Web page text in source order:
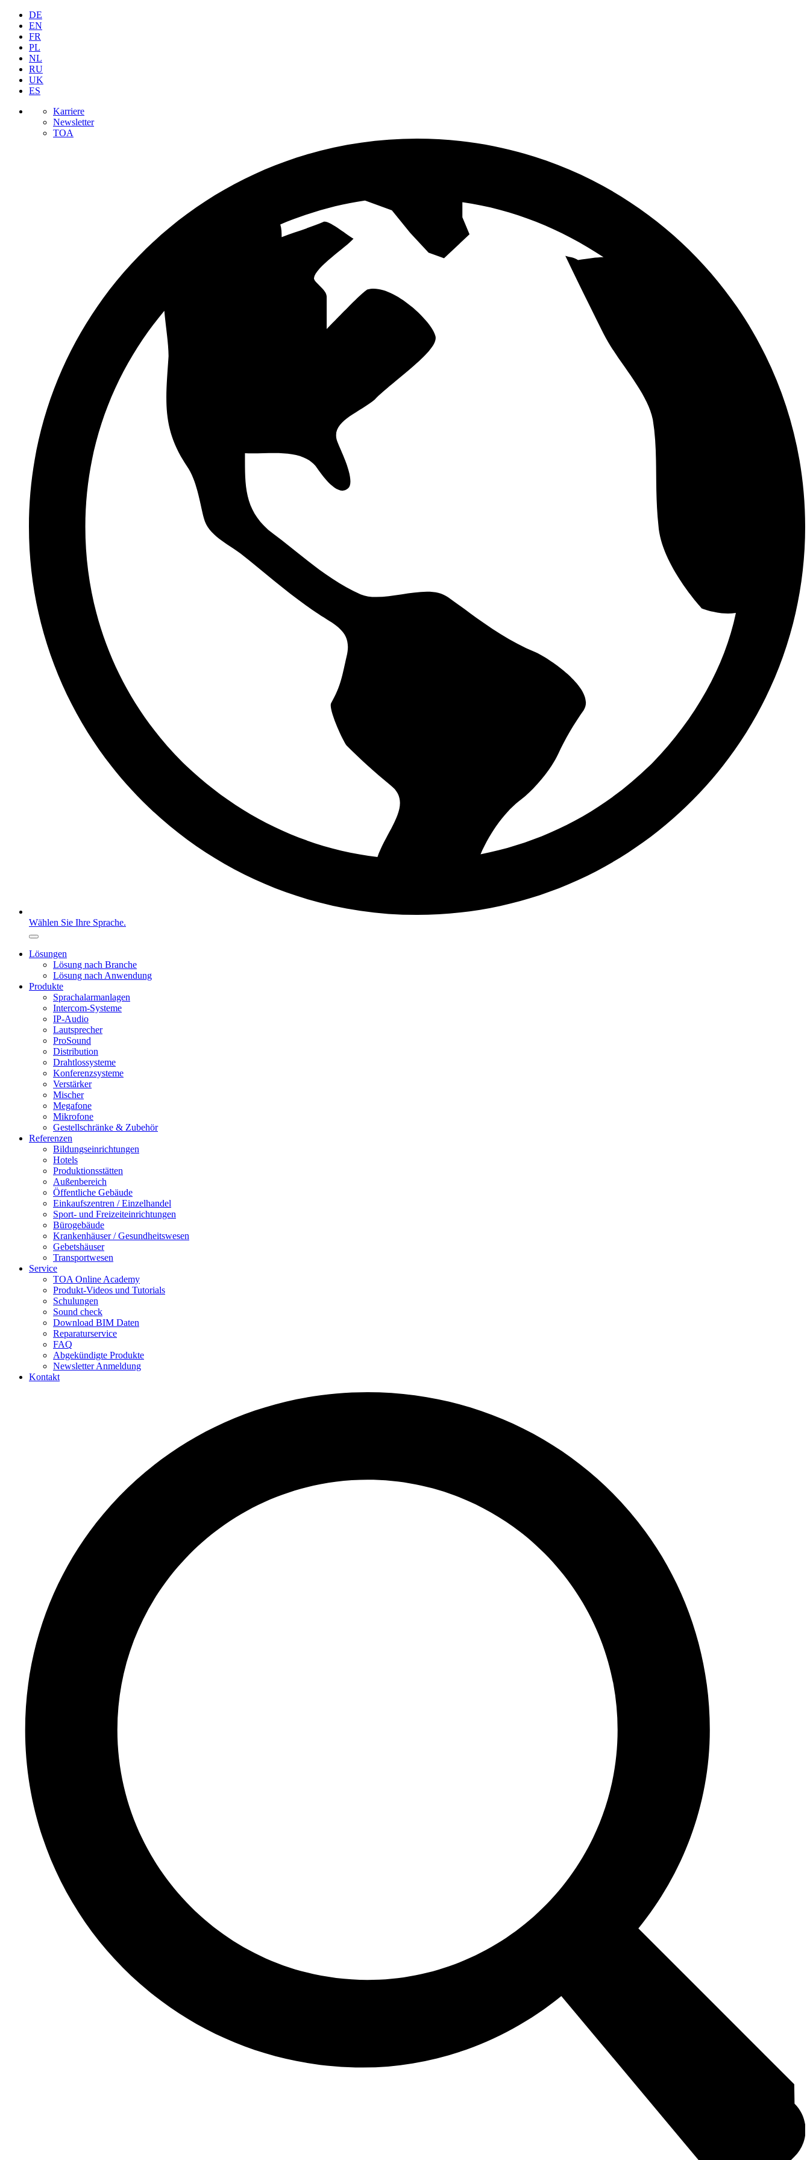
DE
EN
FR
PL
NL
RU
UK
ES
Karriere
Newsletter
TOA
Wählen Sie Ihre Sprache.
Lösungen
Lösung nach Branche
Lösung nach Anwendung
Produkte
Sprachalarmanlagen
Intercom-Systeme
IP-Audio
Lautsprecher
ProSound
Distribution
Drahtlossysteme
Konferenzsysteme
Verstärker
Mischer
Megafone
Mikrofone
Gestellschränke & Zubehör
Referenzen
Bildungseinrichtungen
Hotels
Produktionsstätten
Außenbereich
Öffentliche Gebäude
Einkaufszentren / Einzelhandel
Sport- und Freizeiteinrichtungen
Bürogebäude
Krankenhäuser / Gesundheitswesen
Gebetshäuser
Transportwesen
Service
TOA Online Academy
Produkt-Videos und Tutorials
Schulungen
Sound check
Download BIM Daten
Reparaturservice
FAQ
Abgekündigte Produkte
Newsletter Anmeldung
Kontakt